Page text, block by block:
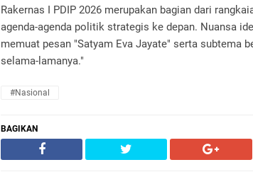
Rakernas I PDIP 2026 merupakan bagian dari
agenda-agenda politik strategis ke depan. Nuansa
memuat pesan "Satyam Eva Jayate" serta subtema
selama-lamanya."
#Nasional
BAGIKAN